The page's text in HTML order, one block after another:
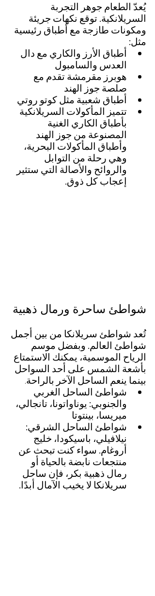
يُعدّ الطعام جوهر التجربة
السريلانكية. توقع نكهات جريئة
ومكونات طازجة مع أطباق رئيسية
مثل:
أطباق الأرز والكاري مع دال
العدس والسامبول
هوبرز مقرمشة تقدم مع
صلصة جوز الهند
أطباق شعبية مثل كوتو روتي
تتميز المأكولات السريلانكية
بأطباق الكاري الغنية
المصنوعة من جوز الهند
وأطباق المأكولات البحرية،
وهي رحلة من التوابل
والروائح والأصالة التي ستثير
إعجاب كل ذوق.
شواطئ ساحرة ورمال ذهبية
تُعد شواطئ سريلانكا من بين أجمل
شواطئ العالم. وبفضل موسم
الرياح الموسمية، يمكنك الاستمتاع
بأشعة الشمس على أحد السواحل
بينما ينعم الساحل الآخر بالراحة.
شواطئ الساحل الغربي
والجنوبي: يوناواتونا، تانجالي،
ميريسا، بينتوتا
شواطئ الساحل الشرقي:
نيلافيلي، باسيكودا، خليج
أروغام. سواء كنت تبحث عن
منتجعات نابضة بالحياة أو
رمال ذهبية بكر، فإن ساحل
سريلانكا لا يخيب الآمال أبدًا.